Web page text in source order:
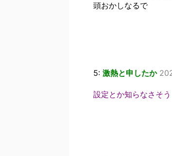
頭おかしなるで
5: 激熱と申したか
設定とか知らなさそう